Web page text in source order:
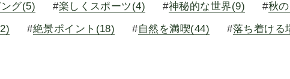
グ(5) #楽しくスポーツ(4) #神秘的な世界(9) #秋
#絶景ポイント(18) #自然を満喫(44) #落ち着ける